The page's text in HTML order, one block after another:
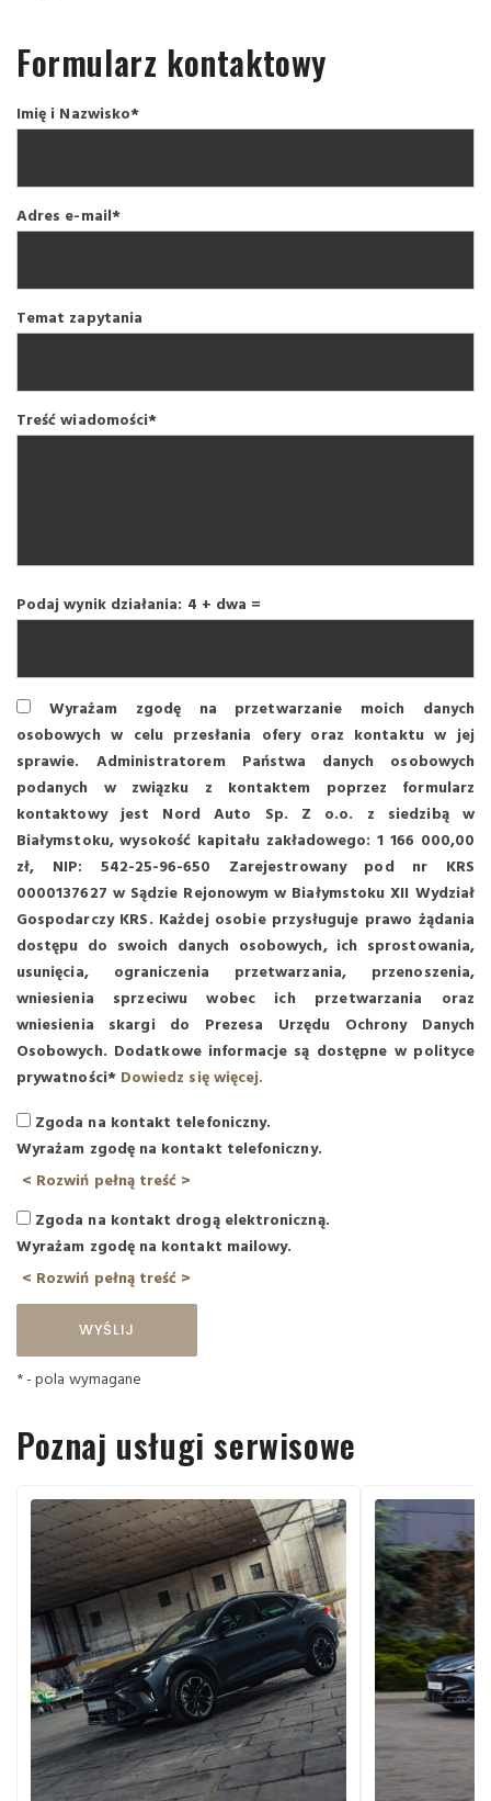
Formularz kontaktowy
Imię i Nazwisko*
Adres e-mail*
Temat zapytania
Treść wiadomości*
Podaj wynik działania: 4 + dwa =
Wyrażam zgodę na przetwarzanie moich danych
osobowych w celu przesłania ofery oraz kontaktu w jej
sprawie. Administratorem Państwa danych osobowych
podanych w związku z kontaktem poprzez formularz
kontaktowy jest Nord Auto Sp. Z o.o. z siedzibą w
Białymstoku, wysokość kapitału zakładowego: 1 166 000,00
zł, NIP: 542-25-96-650 Zarejestrowany pod nr KRS
0000137627 w Sądzie Rejonowym w Białymstoku XII Wydział
Gospodarczy KRS. Każdej osobie przysługuje prawo żądania
dostępu do swoich danych osobowych, ich sprostowania,
usunięcia, ograniczenia przetwarzania, przenoszenia,
wniesienia sprzeciwu wobec ich przetwarzania oraz
wniesienia skargi do Prezesa Urzędu Ochrony Danych
Osobowych. Dodatkowe informacje są dostępne w polityce
prywatności* Dowiedz się więcej.
Zgoda na kontakt telefoniczny.
Wyrażam zgodę na kontakt telefoniczny.
< Rozwiń pełną treść >
Zgoda na kontakt drogą elektroniczną.
Wyrażam zgodę na kontakt mailowy.
< Rozwiń pełną treść >
* - pola wymagane
Poznaj usługi serwisowe